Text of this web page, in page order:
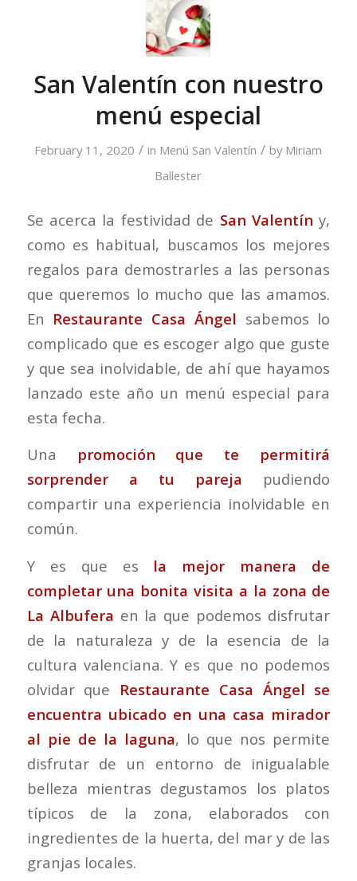
San Valentín con nuestro
menú especial
February 11, 2020 / in Menú San Valentín / by Miriam
Ballester
Se acerca la festividad de San Valentín y,
como es habitual, buscamos los mejores
regalos para demostrarles a las personas
que queremos lo mucho que las amamos.
En Restaurante Casa Ángel sabemos lo
complicado que es escoger algo que guste
y que sea inolvidable, de ahí que hayamos
lanzado este año un menú especial para
esta fecha.
Una promoción que te permitirá
sorprender a tu pareja pudiendo
compartir una experiencia inolvidable en
común.
Y es que es la mejor manera de
completar una bonita visita a la zona de
La Albufera en la que podemos disfrutar
de la naturaleza y de la esencia de la
cultura valenciana. Y es que no podemos
olvidar que Restaurante Casa Ángel se
encuentra ubicado en una casa mirador
al pie de la laguna, lo que nos permite
disfrutar de un entorno de inigualable
belleza mientras degustamos los platos
típicos de la zona, elaborados con
ingredientes de la huerta, del mar y de las
granjas locales.